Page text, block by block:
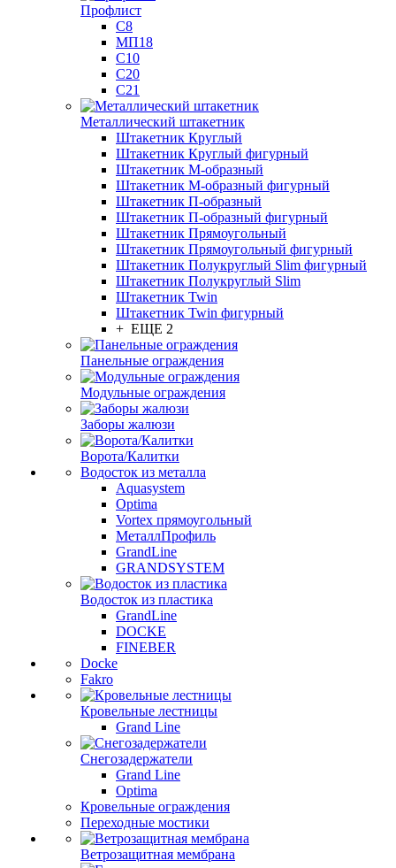
Профлист
С8
МП18
С10
С20
С21
Металлический штакетник
Штакетник Круглый
Штакетник Круглый фигурный
Штакетник М-образный
Штакетник М-образный фигурный
Штакетник П-образный
Штакетник П-образный фигурный
Штакетник Прямоугольный
Штакетник Прямоугольный фигурный
Штакетник Полукруглый Slim фигурный
Штакетник Полукруглый Slim
Штакетник Twin
Штакетник Twin фигурный
+ ЕЩЕ 2
Панельные ограждения
Модульные ограждения
Заборы жалюзи
Ворота/Калитки
Водосток из металла
Aquasystem
Optima
Vortex прямоугольный
МеталлПрофиль
GrandLine
GRANDSYSTEM
Водосток из пластика
GrandLine
DOCKE
FINEBER
Docke
Fakro
Кровельные лестницы
Grand Line
Снегозадержатели
Grand Line
Optima
Кровельные ограждения
Переходные мостики
Ветрозащитная мембрана